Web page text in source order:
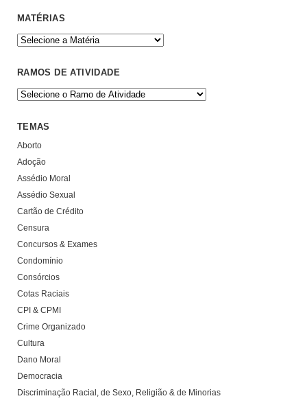
MATÉRIAS
RAMOS DE ATIVIDADE
TEMAS
Aborto
Adoção
Assédio Moral
Assédio Sexual
Cartão de Crédito
Censura
Concursos & Exames
Condomínio
Consórcios
Cotas Raciais
CPI & CPMI
Crime Organizado
Cultura
Dano Moral
Democracia
Discriminação Racial, de Sexo, Religião & de Minorias